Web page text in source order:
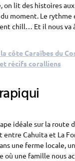
on lit des histoires
moment. Le rythme
chill… Et il nous va
côte Caraïbes du
récifs coralliens
idéale sur la route
Cahuita et La
une ferme locale,
où une famille nous